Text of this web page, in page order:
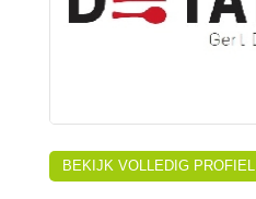
BEKIJK VOLLEDIG PROFIEL